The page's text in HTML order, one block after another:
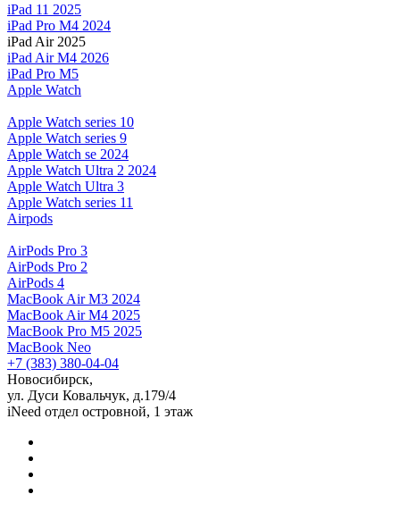
iPad 11 2025
iPad Pro M4 2024
iPad Air 2025
iPad Air M4 2026
iPad Pro M5
Apple Watch
Apple Watch series 10
Apple Watch series 9
Apple Watch se 2024
Apple Watch Ultra 2 2024
Apple Watch Ultra 3
Apple Watch series 11
Airpods
AirPods Pro 3
AirPods Pro 2
AirPods 4
MacBook Air M3 2024
MacBook Air M4 2025
MacBook Pro M5 2025
MacBook Neo
+7 (383) 380-04-04
Новосибирск,
ул. Дуси Ковальчук, д.179/4
iNeed отдел островной, 1 этаж